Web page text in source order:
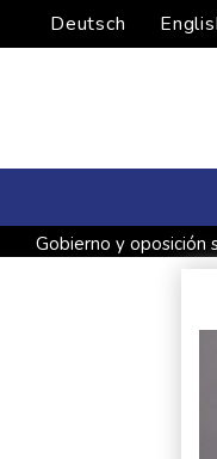
Deutsch
Gobierno y oposición